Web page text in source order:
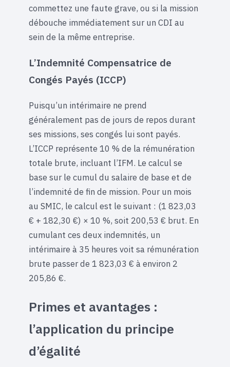
commettez une faute grave, ou si la mission
débouche immédiatement sur un CDI au
sein de la même entreprise.
L’Indemnité Compensatrice de
Congés Payés (ICCP)
Puisqu’un intérimaire ne prend
généralement pas de jours de repos durant
ses missions, ses congés lui sont payés.
L’ICCP représente 10 % de la rémunération
totale brute, incluant l’IFM. Le calcul se
base sur le cumul du salaire de base et de
l’indemnité de fin de mission. Pour un mois
au SMIC, le calcul est le suivant : (1 823,03
€ + 182,30 €) × 10 %, soit 200,53 € brut. En
cumulant ces deux indemnités, un
intérimaire à 35 heures voit sa rémunération
brute passer de 1 823,03 € à environ 2
205,86 €.
Primes et avantages :
l’application du principe
d’égalité